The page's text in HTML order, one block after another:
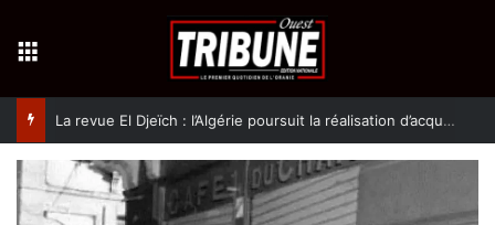
La revue El Djeïch : l’Algérie poursuit la réalisation d’acquis qualitatifs et historiques dans un climat de sécurité et de stabilité